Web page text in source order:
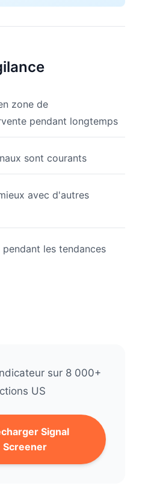
zone de
pendant longtemps
sont courants
avec d'autres
les tendances
sur 8 000+
US
Signal
Screener